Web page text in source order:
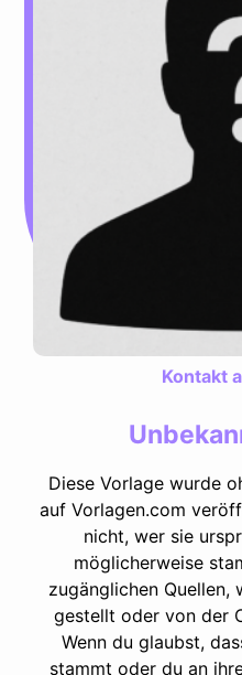
Kontakt
Diese Vorlage wurde
auf Vorlagen.com
nicht, wer sie
möglicherweise
zugänglichen Quellen,
gestellt oder von der
Wenn du glaubst,
stammt oder du an